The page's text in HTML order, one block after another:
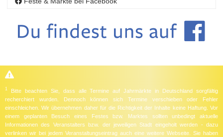
1 Bitte beachten Sie, dass alle Termine auf Jahrmärkte in Deutschland sorgfältig
recherchiert wurden. Dennoch können sich Termine verschieben oder Fehler
einschleichen. Wir übernehmen daher für die Richtigkeit der Inhalte keine Haftung. Vor
einem geplanten Besuch eines Festes bzw. Marktes sollten unbedingt aktuelle
Informationen des Veranstalters bzw. der jeweiligen Stadt eingeholt werden - dazu
verlinken wir bei jedem Veranstaltungseintrag auch eine weitere Webseite. Sie haben